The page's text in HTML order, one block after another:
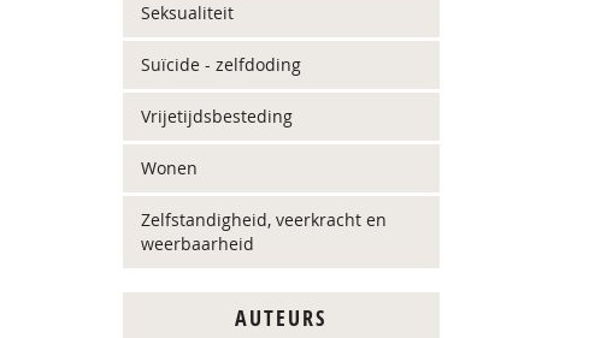
Seksualiteit
Suïcide - zelfdoding
Vrijetijdsbesteding
Wonen
Zelfstandigheid, veerkracht en
weerbaarheid
AUTEURS